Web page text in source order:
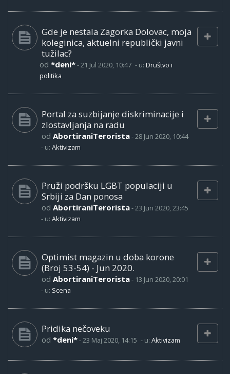
Gde je nestala Zagorka Dolovac, moja
koleginica, aktuelni republički javni
tužilac?
od *deni*-21 Jul 2020, 10:47 - u: Društvo i
politika
Portal za suzbijanje diskriminacije i
zlostavljanja na radu
od AbortiraniTerorista-28 Jun 2020, 10:44
- u: Aktivizam
Pruži podršku LGBT populaciji u
Srbiji za Dan ponosa
od AbortiraniTerorista-23 Jun 2020, 23:45
- u: Aktivizam
Optimist magazin u doba korone
(Broj 53-54) - Jun 2020.
od AbortiraniTerorista- 13 Jun 2020, 20:01
- u: Scena
Pridika nečoveku
od *deni*-23 Maj 2020, 14:15 - u: Aktivizam